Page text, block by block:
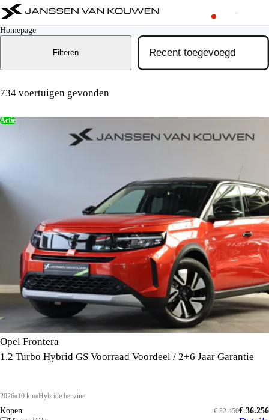
Homepage
734 voertuigen gevonden
Filteren
Actie
Opel Frontera
1.2 Turbo Hybrid GS Voorraad Voordeel / 2+6 Jaar Garantie
2026 10 km Hybride benzine
Kopen € 36.256
€ 32.450